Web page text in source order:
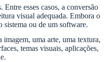
esses casos, a conversão
visual adequada. Embora o
sistema ou de um software.
uma arte, uma textura,
temas visuais, aplicações,